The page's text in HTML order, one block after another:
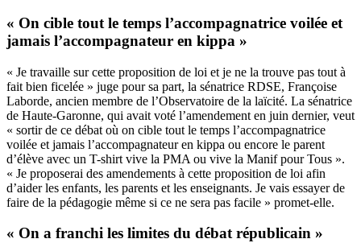
« On cible tout le temps l’accompagnatrice voilée et
jamais l’accompagnateur en kippa »
« Je travaille sur cette proposition de loi et je ne la trouve pas tout à
fait bien ficelée » juge pour sa part, la sénatrice RDSE, Françoise
Laborde, ancien membre de l’Observatoire de la laïcité. La sénatrice
de Haute-Garonne, qui avait voté l’amendement en juin dernier, veut
« sortir de ce débat où on cible tout le temps l’accompagnatrice
voilée et jamais l’accompagnateur en kippa ou encore le parent
d’élève avec un T-shirt vive la PMA ou vive la Manif pour Tous ».
« Je proposerai des amendements à cette proposition de loi afin
d’aider les enfants, les parents et les enseignants. Je vais essayer de
faire de la pédagogie même si ce ne sera pas facile » promet-elle.
« On a franchi les limites du débat républicain »